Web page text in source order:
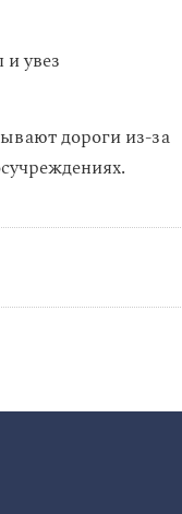
увез
дороги из-за